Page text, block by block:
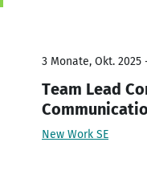
3 Monate, Okt. 2025
Team Lead
New Work SE